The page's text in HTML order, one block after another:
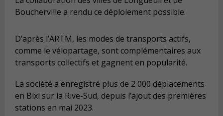
Boucherville a rendu ce déploiement possible.
D’après l’ARTM, les modes de transports actifs,
comme le vélopartage, sont complémentaires aux
transports collectifs et gagnent en popularité.
La société a enregistré plus de 2 000 déplacements
en Bixi sur la Rive-Sud, depuis l’ajout des premières
stations en mai 2023.